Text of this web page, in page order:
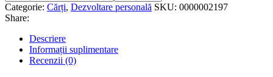
Categorie: Cărți, Dezvoltare personală SKU: 0000002197
Share:
Descriere
Informații suplimentare
Recenzii (0)